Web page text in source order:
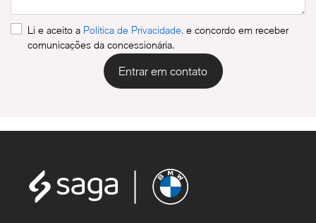
Li e aceito a Política de Privacidade. e concordo em receber
comunicações da concessionária.
Entrar em contato